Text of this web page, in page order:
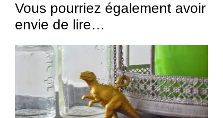
Vous pourriez également avoir
envie de lire…